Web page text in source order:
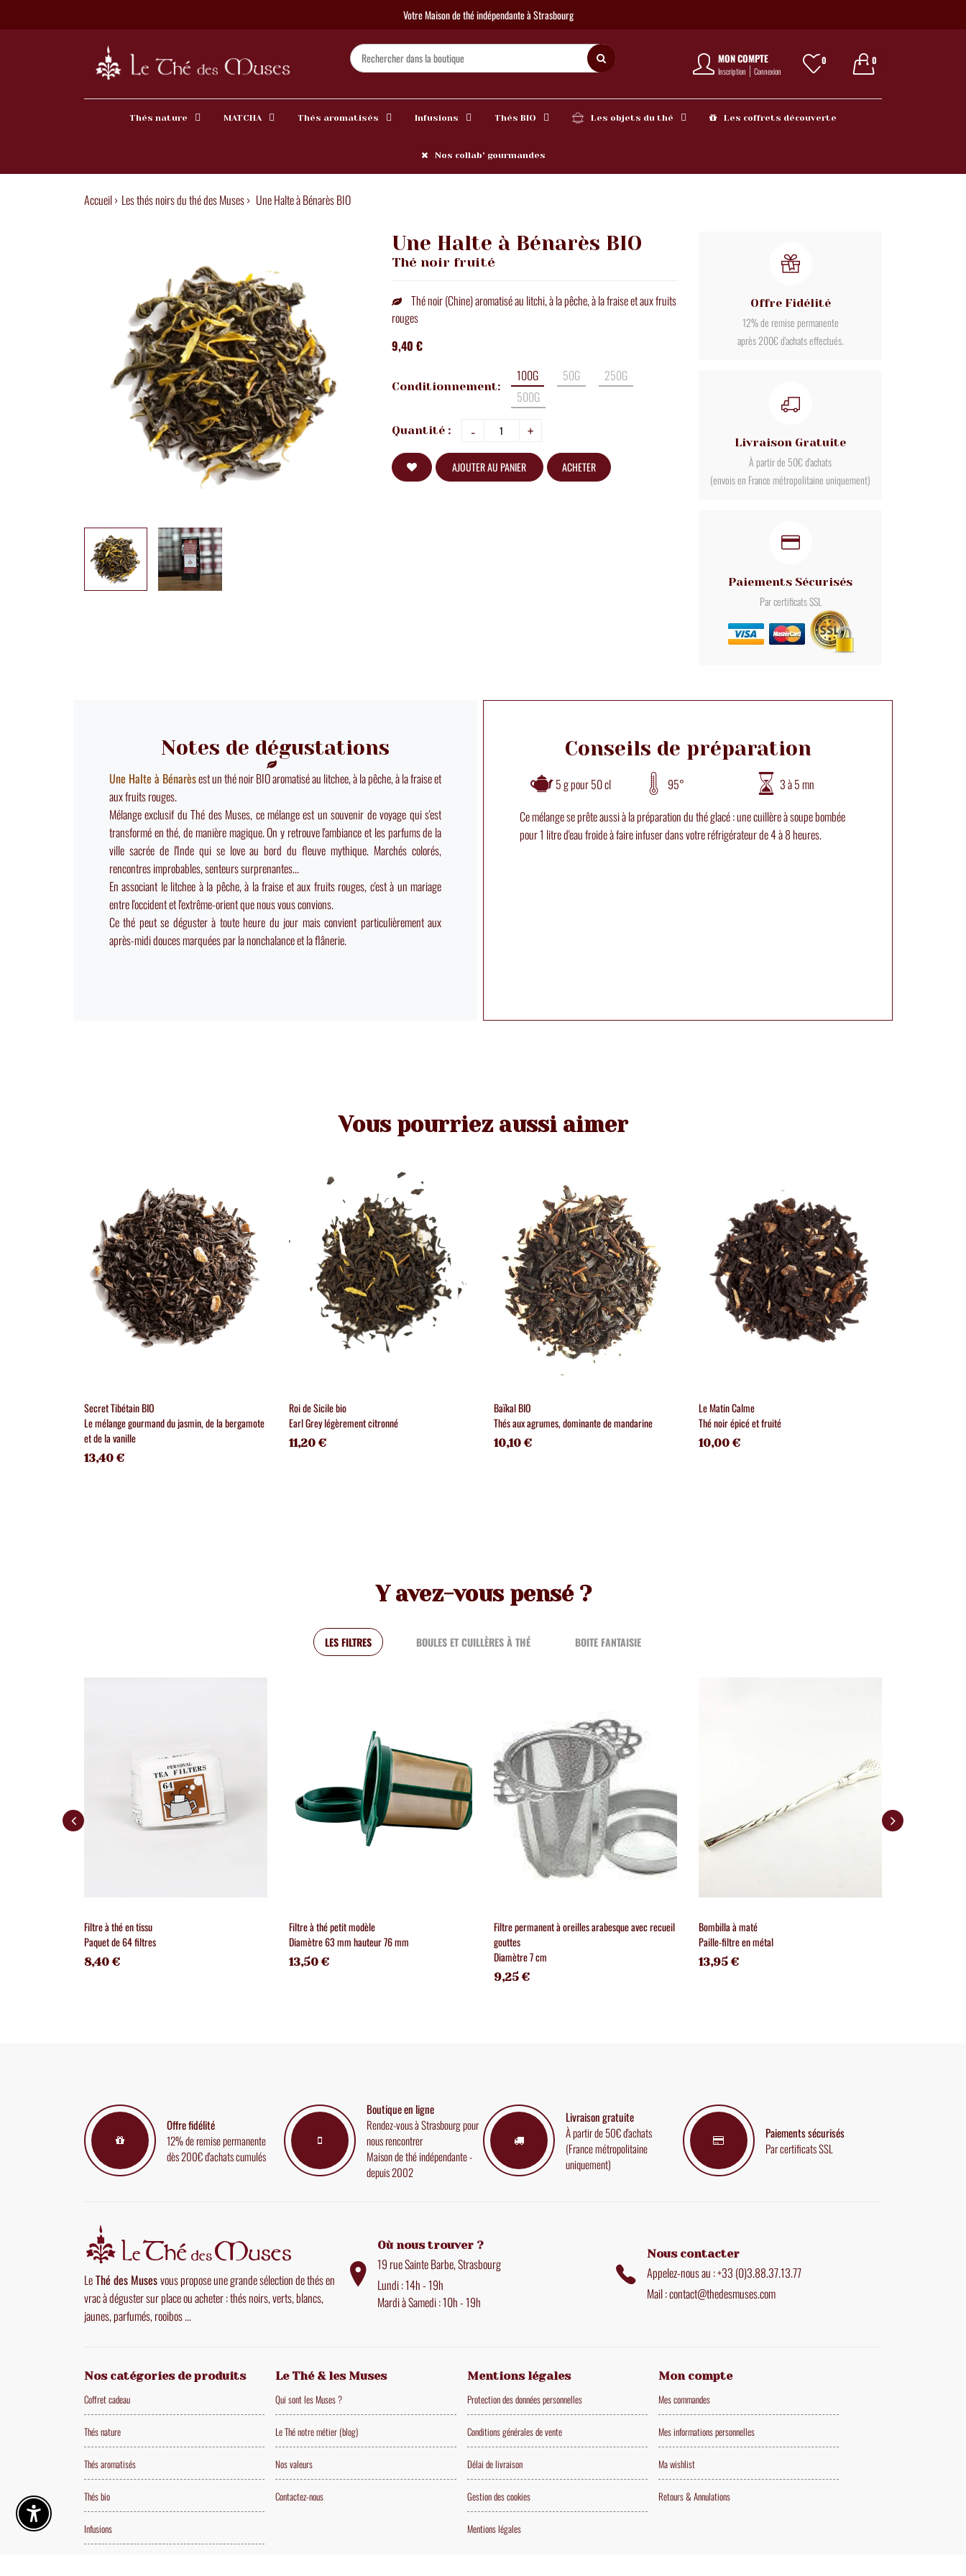
Votre Maison de thé indépendante à Strasbourg
MON COMPTE
Inscription Connexion
0 0
Thés nature MATCHA Thés aromatisés Infusions Thés BIO Les objets du thé Les coffrets découverte
Nos collab' gourmandes
Accueil › Les thés noirs du thé des Muses› Une Halte à Bénarès BIO
Une Halte à Bénarès BIO
Thé noir fruité
Thé noir (Chine) aromatisé au litchi, à la pêche, à la fraise et aux fruits
rouges
9,40 €
Conditionnement:
100G 50G
250G
500G
Quantité : - +
AJOUTER AU PANIER ACHETER
Offre Fidélité
12% de remise permanente
après 200€ d'achats effectués.
Livraison Gratuite
À partir de 50€ d'achats
(envois en France métropolitaine uniquement)
Paiements Sécurisés
Par certificats SSL
Notes de dégustations
Une Halte à Bénarèsest un thé noir BIO aromatisé au litchee, à la pêche, à la fraise et
aux fruits rouges.
Mélange exclusif du Thé des Muses, ce mélange est un souvenir de voyage qui s'est
transformé en thé, de manière magique. On y retrouve l'ambiance et les parfums de la
ville sacrée de l'Inde qui se love au bord du fleuve mythique. Marchés colorés,
rencontres improbables, senteurs surprenantes...
En associant le litchee à la pêche, à la fraise et aux fruits rouges, c'est à un mariage
entre l'occident et l'extrême-orient que nous vous convions.
Ce thé peut se déguster à toute heure du jour mais convient particulièrement aux
après-midi douces marquées par la nonchalance et la flânerie.
Conseils de préparation
5 g pour 50 cl 95°
3 à 5 mn
Ce mélange se prête aussi à la préparation du thé glacé : une cuillère à soupe bombée
pour 1 litre d'eau froide à faire infuser dans votre réfrigérateur de 4 à 8 heures.
Vous pourriez aussi aimer
Secret Tibétain BIO
Le mélange gourmand du jasmin, de la bergamote
et de la vanille
13,40 €
Roi de Sicile bio
Earl Grey légèrement citronné
11,20 €
Baïkal BIO
Thés aux agrumes, dominante de mandarine
10,10 €
Le Matin Calme
Thé noir épicé et fruité
10,00 €
Y avez-vous pensé ?
LES FILTRES BOULES ET CUILLÈRES À THÉ BOITE FANTAISIE
Filtre à thé en tissu
Paquet de 64 filtres
8,40 €
Filtre à thé petit modèle
Diamètre 63 mm hauteur 76 mm
13,50 €
Filtre permanent à oreilles arabesque avec recueil
gouttes
Diamètre 7 cm
9,25 €
Bombilla à maté
Paille-filtre en métal
13,95 €
Offre fidélité
12% de remise permanente
dès 200€ d'achats cumulés
Boutique en ligne
Rendez-vous à Strasbourg pour
nous rencontrer
Maison de thé indépendante -
depuis 2002
Livraison gratuite
À partir de 50€ d'achats
(France métropolitaine
uniquement)
Paiements sécurisés
Par certificats SSL
LeThé des Musesvous propose une grande sélection de thés en
vrac à déguster sur place ou acheter : thés noirs, verts, blancs,
jaunes, parfumés, rooibos ...
Où nous trouver ?
19 rue Sainte Barbe, Strasbourg
Lundi : 14h - 19h
Mardi à Samedi : 10h - 19h
Nous contacter
Appelez-nous au : +33 (0)3.88.37.13.77
Mail : contact@thedesmuses.com
Nos catégories de produits
Coffret cadeau
Thés nature
Thés aromatisés
Thés bio
Infusions
Le Thé & les Muses
Qui sont les Muses ?
Le Thé notre métier (blog)
Nos valeurs
Contactez-nous
Mentions légales
Protection des données personnelles
Conditions générales de vente
Délai de livraison
Gestion des cookies
Mentions légales
Mon compte
Mes commandes
Mes informations personnelles
Ma wishlist
Retours & Annulations
Enable Accessibility